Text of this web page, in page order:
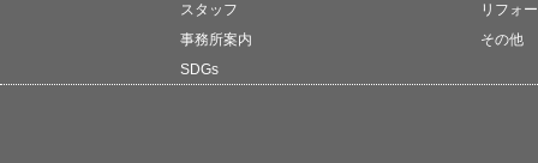
スタッフ
事務所案内
SDGs
リフォ
その他